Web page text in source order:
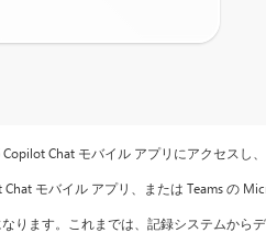
Copilot Chat モバイル アプリにアクセスし
Chat モバイル アプリ、または Teams の
ます。これまでは、記録システムから